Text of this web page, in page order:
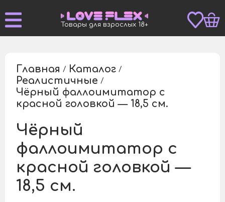
Товары для взрослых 18+
Главная / Каталог /
Реалистичные /
Чёрный фаллоимитатор с
красной головкой — 18,5 см.
Чёрный
фаллоимитатор с
красной головкой —
18,5 см.